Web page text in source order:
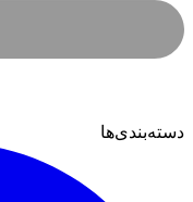
دسته‌بندی‌ها